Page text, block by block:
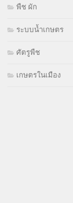
พืช ผัก
ระบบน้ำเกษตร
ศัตรูพืช
เกษตรในเมือง